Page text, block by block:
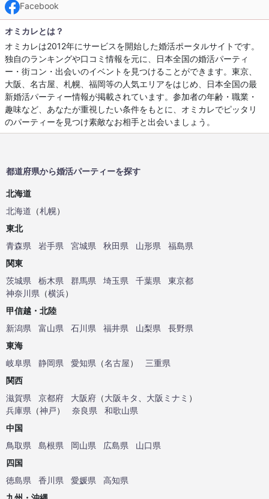
Facebook
オミカレとは？
オミカレは2012年にサービスを開始した婚活ポータルサイトです。
独自のランキングや口コミ情報を元に、日本全国の婚活パーティ
ー・街コン・出会いのイベントを見つけることができます。東京、
大阪、名古屋、札幌、福岡等の人気エリアをはじめ、日本全国の最
新婚活パーティー情報が掲載されています。参加者の年齢・職業・
趣味など、あなたが重視したい条件をもとに、オミカレでピッタリ
のパーティーを見つけ素敵なお相手と出会いましょう。
都道府県から婚活パーティーを探す
北海道
北海道 （札幌）
東北
青森県
岩手県 宮城県 秋田県 山形県
福島県
関東
茨城県
栃木県 群馬県 埼玉県 千葉県
東京都
神奈川県 （横浜）
甲信越・北陸
新潟県
富山県 石川県 福井県 山梨県
長野県
東海
岐阜県
静岡県 愛知県 （名古屋）
三重県
関西
滋賀県
京都府 大阪府 （大阪キタ 大阪ミナミ ）
兵庫県 （神戸） 奈良県
和歌山県
中国
鳥取県
島根県 岡山県 広島県
山口県
四国
徳島県
香川県 愛媛県
高知県